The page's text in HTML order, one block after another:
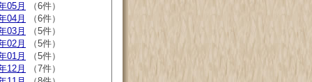
05月
（6件）
04月
（6件）
03月
（5件）
02月
（5件）
01月
（5件）
12月
（7件）